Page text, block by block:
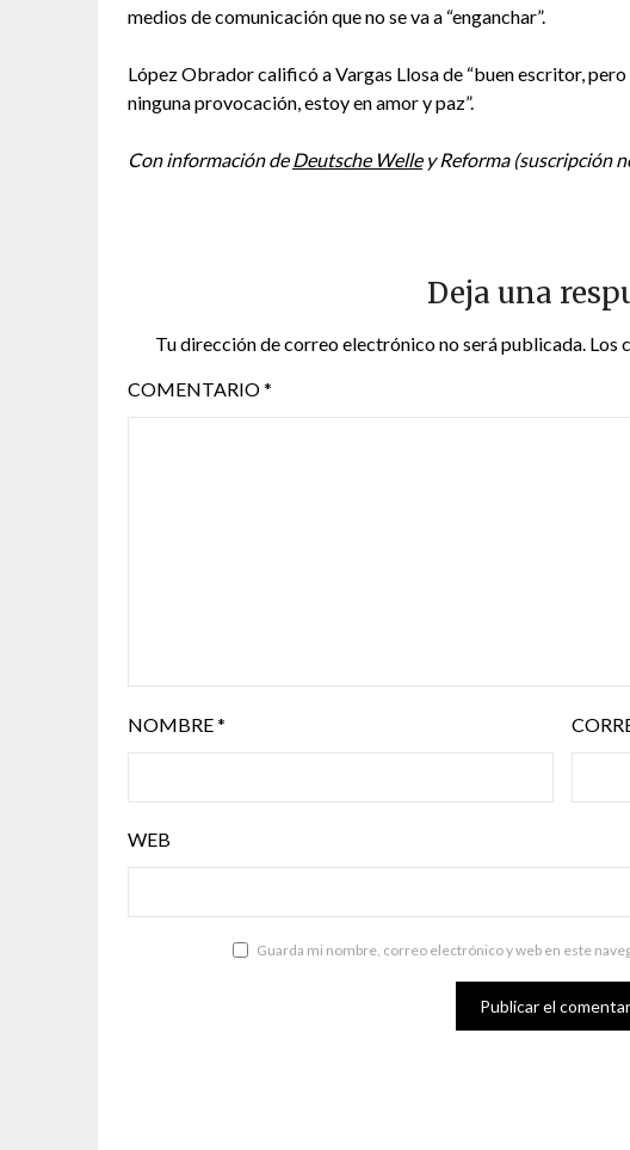
medios de comunicación que no se va a “enganchar”.
López Obrador calificó a Vargas Llosa de “buen escritor,
ninguna provocación, estoy en amor y paz”.
Con información deDeutsche Welley Reforma (suscripción
Deja una
Tu dirección de correo electrónico no será publicada. Los
COMENTARIO*
NOMBRE*
WEB
Guarda mi nombre, correo electrónico y web en este